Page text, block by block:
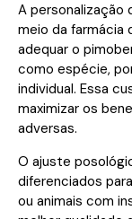
A personalização
meio da farmácia
adequar o
como espécie,
individual. Essa
maximizar os
adversas.
O ajuste
diferenciados
ou animais com